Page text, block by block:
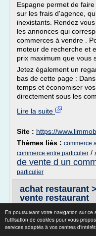
En poursuivant votre navigation sur ce
l'utilisation de cookies pour vous
services adaptés à vos centres
Espagne permet de
sur les frais d'agence,
inexistants. Rendez
les annonces qui
commerces à vendre .
moteur de recherche et
prix maximum que vous
Jetez également un
bas de cette page :
temps et économiser
directement sous les
Lire la suite
Site : https://
Thèmes liés : commerce
commerce entre particulier /
de vente d un
particulier
achat restaurant
vente restaurant
Vente fonds de
33000 Achat fonds de
Bordeaux 33.